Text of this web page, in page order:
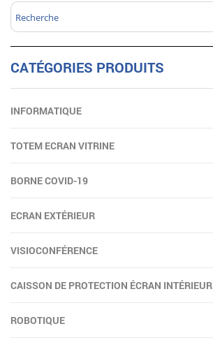
CATÉGORIES PRODUITS
INFORMATIQUE
TOTEM ECRAN VITRINE
BORNE COVID-19
ECRAN EXTÉRIEUR
VISIOCONFÉRENCE
CAISSON DE PROTECTION ÉCRAN INTÉRIEUR
ROBOTIQUE